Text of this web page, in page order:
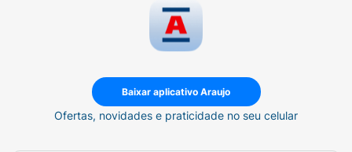
Baixar aplicativo Araujo
Ofertas, novidades e praticidade no seu celular